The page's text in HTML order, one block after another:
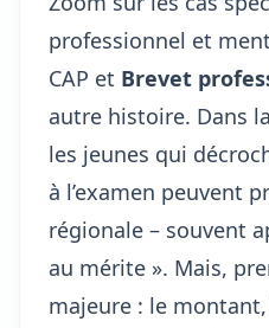
professionnel et
CAP et Brevet
autre histoire. Dans
les jeunes qui
à l’examen peuvent
régionale – souvent
au mérite ». Mais,
majeure : le